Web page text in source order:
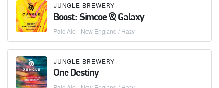
JUNGLE BREWERY
Boost: Simcoe & Galaxy
Pale Ale - New England / Hazy
JUNGLE BREWERY
One Destiny